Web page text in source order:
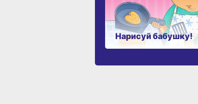
Нарисуй бабушку!